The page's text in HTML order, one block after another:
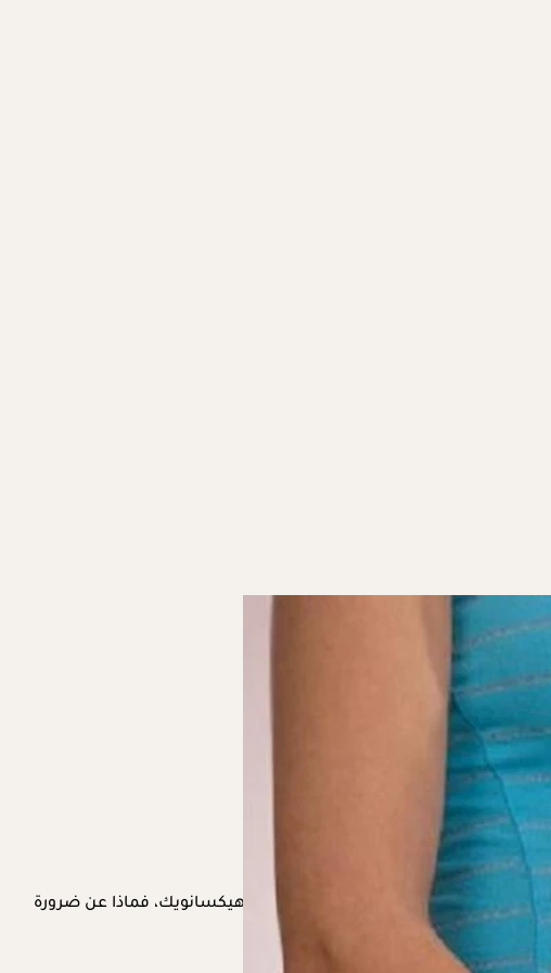
ومن بين هذه المكملات حمض الدكوساهيكسانويك، فماذا عن ضرورة